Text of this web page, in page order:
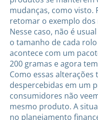
mudanças, como visto.
retomar o exemplo
Nesse caso, não é
o tamanho de cada
acontece com um
200 gramas e agora
Como essas alterações
despercebidas em um
consumidores não
mesmo produto. A
no planejamento